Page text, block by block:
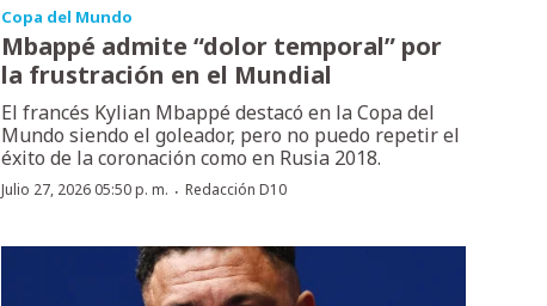
Copa del Mundo
Mbappé admite “dolor temporal” por
la frustración en el Mundial
El francés Kylian Mbappé destacó en la Copa del
Mundo siendo el goleador, pero no puedo repetir el
éxito de la coronación como en Rusia 2018.
Julio 27, 2026 05:50 p. m. · Redacción D10